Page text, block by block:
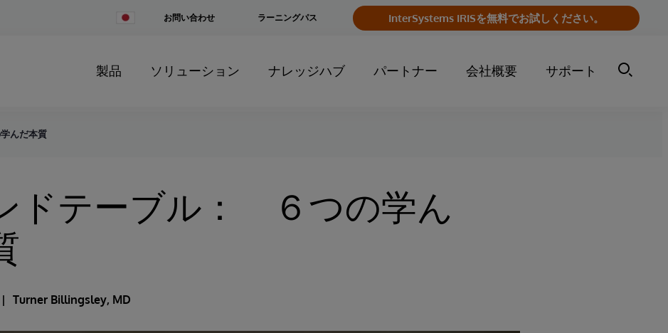
Change
お問い合わせ InterSystems IRISを無料でお試しください。
ラーニングパス
製品 ソリューション ナレッジハブ パートナー 会社概要 サポート
んだ本質
ドテーブル： ６つの学ん
Turner Billingsley, MD